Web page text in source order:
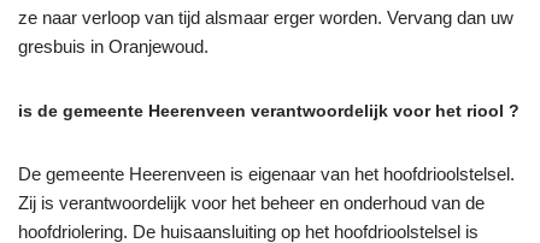
ze naar verloop van tijd alsmaar erger worden. Vervang dan uw
gresbuis in Oranjewoud.
is de gemeente Heerenveen verantwoordelijk voor het riool ?
De gemeente Heerenveen is eigenaar van het hoofdrioolstelsel.
Zij is verantwoordelijk voor het beheer en onderhoud van de
hoofdriolering. De huisaansluiting op het hoofdrioolstelsel is